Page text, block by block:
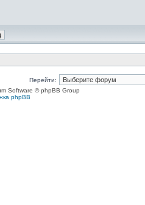
Перейти:
Software © phpBB Group
phpBB